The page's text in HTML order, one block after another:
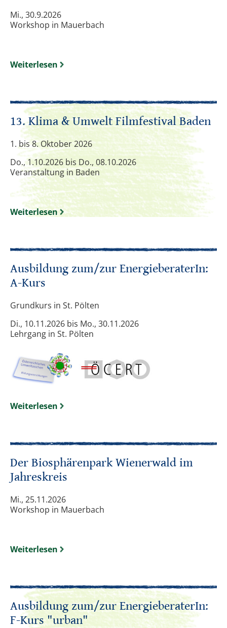
Mi., 30.9.2026
Workshop in Mauerbach
Weiterlesen
13. Klima & Umwelt Filmfestival Baden
1. bis 8. Oktober 2026
Do., 1.10.2026 bis Do., 08.10.2026
Veranstaltung in Baden
Weiterlesen
Ausbildung zum/zur EnergieberaterIn:
A-Kurs
Grundkurs in St. Pölten
Di., 10.11.2026 bis Mo., 30.11.2026
Lehrgang in St. Pölten
Weiterlesen
Der Biosphärenpark Wienerwald im
Jahreskreis
Mi., 25.11.2026
Workshop in Mauerbach
Weiterlesen
Ausbildung zum/zur EnergieberaterIn:
F-Kurs "urban"